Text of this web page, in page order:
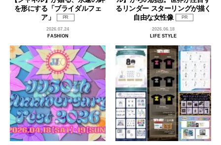
を形にする「ブライダルフェ
ア」
PR
2026.07.24
FASHION
るリンダー スターリングが描く
自由な女性像
PR
2026.06.18
LIFE STYLE